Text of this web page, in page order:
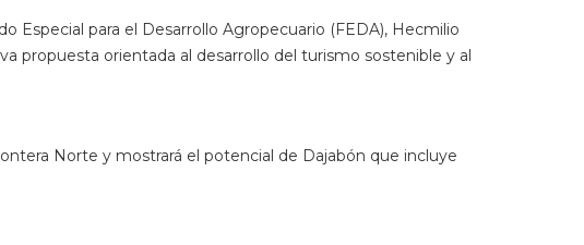
Especial para el Desarrollo Agropecuario (FEDA), Hecmilio
propuesta orientada al desarrollo del turismo sostenible y al
Norte y mostrará el potencial de Dajabón que incluye